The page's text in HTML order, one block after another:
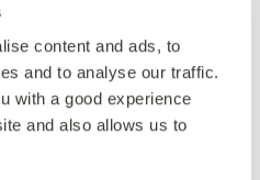
content and ads, to
and to analyse our traffic.
with a good experience
and also allows us to
om denna